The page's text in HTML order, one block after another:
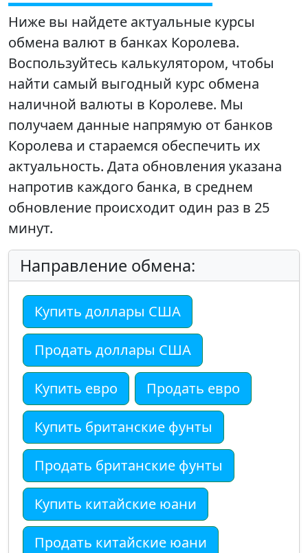
Ниже вы найдете актуальные курсы
обмена валют в банках Королева.
Воспользуйтесь калькулятором, чтобы
найти самый выгодный курс обмена
наличной валюты в Королеве. Мы
получаем данные напрямую от банков
Королева и стараемся обеспечить их
актуальность. Дата обновления указана
напротив каждого банка, в среднем
обновление происходит один раз в 25
минут.
Направление обмена:
Купить доллары США
Продать доллары США
Купить евро Продать евро
Купить британские фунты
Продать британские фунты
Купить китайские юани
Продать китайские юани